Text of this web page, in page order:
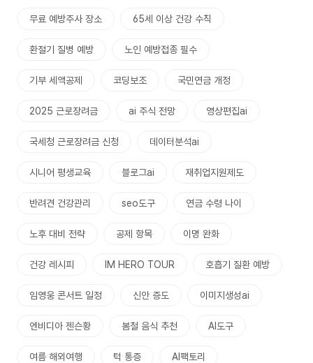
무료 예방주사 장소 65세 이상 건강 수칙
환절기 질병 예방 노인 예방접종 필수
기부 세액공제 코딩보조 국민연금 개정
2025 근로장려금 ai 주식 전망 영상편집ai
국세청 근로장려금 신청 데이터분석ai
시니어 평생교육 블로그ai 재취업지원제도
반려견 건강관리 seo도구 연금 수령 나이
노후 대비 전략 공제 항목 이명 완화
건강 레시피 IM HERO TOUR 호흡기 질환 예방
임영웅 콘서트 일정 신안 증도 이미지생성ai
엔비디아 젠슨황 봄철 음식 추천 AI도구
여름 해외여행 턱 통증 AI팩토리